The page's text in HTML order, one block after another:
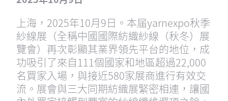
上海，2025年10月9日。本届yarnexpo秋季
紗線展（全稱中國國際紡織紗線（秋冬）展
覽會）再次彰顯其業界領先平台的地位，成
功吸引了來自111個國家和地區超過22,000
名買家入場，與接近580家展商進行有效交
流。展會與三大同期紡織展緊密相連，讓國